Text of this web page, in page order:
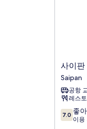
사
이
판
베
가
스
리
사이판
Saipan
공항
레스
10
점
7.0 좋
이용